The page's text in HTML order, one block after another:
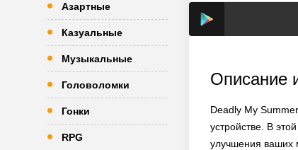
Азартные
Казуальные
Музыкальные
Головоломки
Гонки
RPG
Описание
Deadly My
устройстве. В
улучшения ваших